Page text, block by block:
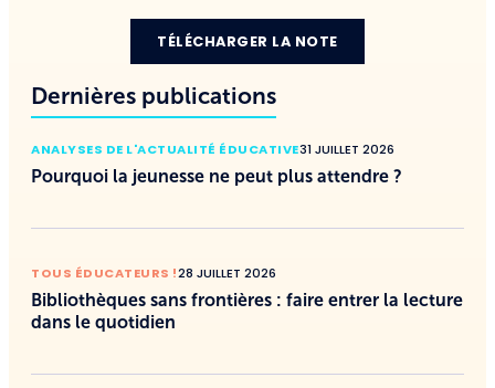
TÉLÉCHARGER LA NOTE
Dernières publications
ANALYSES DE L'ACTUALITÉ ÉDUCATIVE31 JUILLET 2026
Pourquoi la jeunesse ne peut plus attendre ?
TOUS ÉDUCATEURS !28 JUILLET 2026
Bibliothèques sans frontières : faire entrer la lecture
dans le quotidien